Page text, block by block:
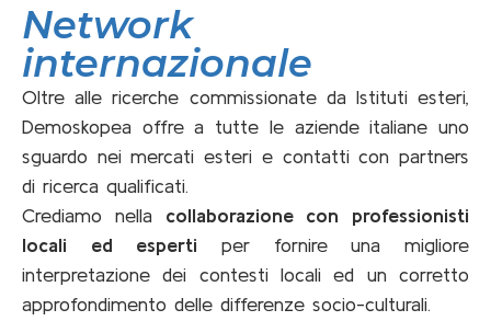
Network
internazionale
Oltre alle ricerche commissionate da Istituti esteri,
Demoskopea offre a tutte le aziende italiane uno
sguardo nei mercati esteri e contatti con partners
di ricerca qualificati.
Crediamo nella collaborazione con professionisti
locali ed esperti per fornire una migliore
interpretazione dei contesti locali ed un corretto
approfondimento delle differenze socio-culturali.